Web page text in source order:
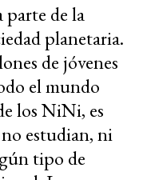
parte de la
planetaria.
de jóvenes
el mundo
los NiNi, es
estudian, ni
tipo de